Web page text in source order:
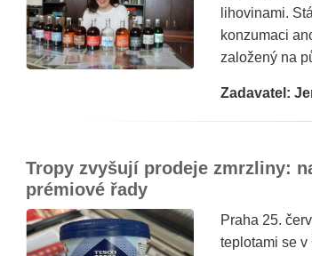
lihovinami.
konzumaci
založený na
Zadavatel:
Tropy zvyšují prodeje zmrzliny:
prémiové řady
Praha 25.
teplotami se